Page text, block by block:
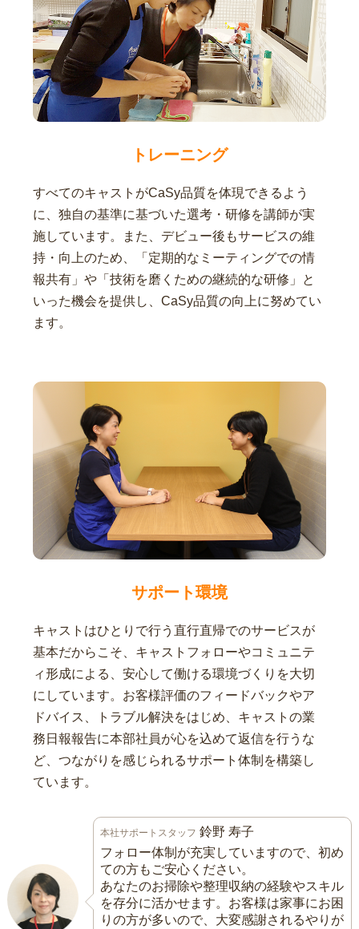
トレーニング
すべてのキャストがCaSy品質を体現できるよう
に、独自の基準に基づいた選考・研修を講師が実
施しています。また、デビュー後もサービスの維
持・向上のため、「定期的なミーティングでの情
報共有」や「技術を磨くための継続的な研修」と
いった機会を提供し、CaSy品質の向上に努めてい
ます。
サポート環境
キャストはひとりで行う直行直帰でのサービスが
基本だからこそ、キャストフォローやコミュニテ
ィ形成による、安心して働ける環境づくりを大切
にしています。お客様評価のフィードバックやア
ドバイス、トラブル解決をはじめ、キャストの業
務日報報告に本部社員が心を込めて返信を行うな
ど、つながりを感じられるサポート体制を構築し
ています。
本社サポートスタッフ 鈴野 寿子
フォロー体制が充実していますので、初め
ての方もご安心ください。
あなたのお掃除や整理収納の経験やスキル
を存分に活かせます。お客様は家事にお困
りの方が多いので、大変感謝されるやりが